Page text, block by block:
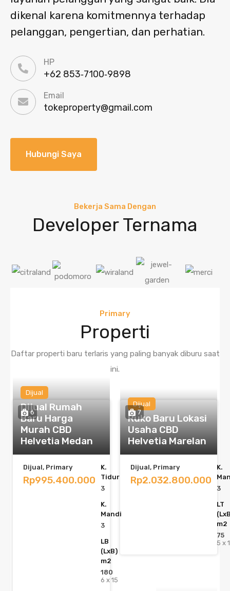
dikenal karena komitmennya terhadap
pelanggan, pengertian, dan perhatian.
HP
‪+62 853‑7100‑9898‬
Email
tokeproperty@gmail.com
Hubungi Saya
Bekerja Sama Dengan
Developer Ternama
Primary
Properti
Daftar properti baru terlaris yang paling banyak diburu saat
ini.
6
Dijual
Dijual Rumah
Baru Harga
Murah CBD
Helvetia Medan
Dijual, Primary
Rp995.400.000
K.
Tidur
3
K.
Mandi
3
LB
(LxB)
m2
180
6 x 15
7
Dijual
Ruko Baru Lokasi
Usaha CBD
Helvetia Marelan
Dijual, Primary
Rp2.032.800.000
K.
3
LT
m2
75
5 x